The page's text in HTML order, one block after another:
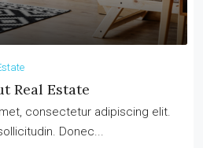
Real Estate
consectetur adipiscing elit.
Donec...